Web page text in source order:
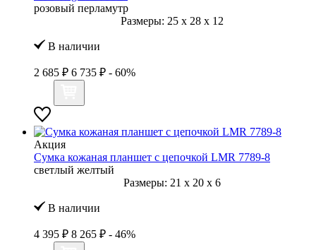
розовый перламутр
Размеры: 25 x 28 x 12
В наличии
2 685 ₽ 6 735 ₽ - 60%
Акция
Сумка кожаная планшет с цепочкой LMR 7789-8
светлый желтый
Размеры: 21 x 20 x 6
В наличии
4 395 ₽ 8 265 ₽ - 46%